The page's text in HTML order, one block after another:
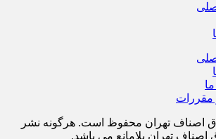
مقررات
اصناف تهران محفوظ است. هرگونه نشر
اصناف تهران بلامانع مي باشد.